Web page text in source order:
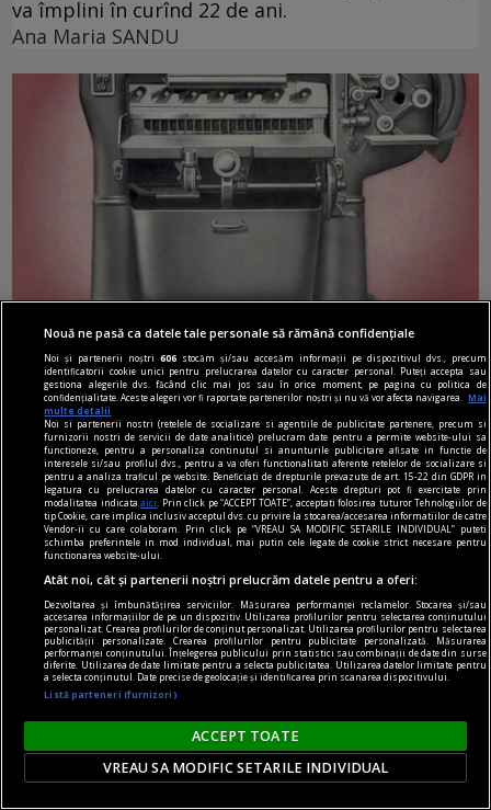
va împlini în curînd 22 de ani.
Ana Maria SANDU
piese de schimb
Piese de schimb
Sperăm ca prin aceste considerații elementare să
vă fi trezit dorința de a afla mai multe aspecte
legate de acest capitol și curiozitatea de a
urmări mai îndeaproape subiectul.
Nouă ne pasă ca datele tale personale să rămână confidențiale
Noi și partenerii noștri606 stocăm și/sau accesăm informații pe dispozitivul dvs., precum
identificatorii cookie unici pentru prelucrarea datelor cu caracter personal. Puteți accepta sau
gestiona alegerile dvs. făcând clic mai jos sau în orice moment, pe pagina cu politica de
confidențialitate. Aceste alegeri vor fi raportate partenerilor noștri și nu vă vor afecta navigarea.
Mai
multe detalii
Noi si partenerii nostri (retelele de socializare si agentiile de publicitate partenere, precum si
furnizorii nostri de servicii de date analitice) prelucram date pentru a permite website-ului sa
functioneze, pentru a personaliza continutul si anunturile publicitare afisate in functie de
interesele si/sau profilul dvs., pentru a va oferi functionalitati aferente retelelor de socializare si
pentru a analiza traficul pe website. Beneficiati de drepturile prevazute de art. 15-22 din GDPR in
legatura cu prelucrarea datelor cu caracter personal. Aceste drepturi pot fi exercitate prin
modalitatea indicataaici
. Prin click pe “ACCEPT TOATE”, acceptati folosirea tuturor Tehnologiilor de
tip Cookie, care implica inclusiv acceptul dvs. cu privire la stocarea/accesarea informatiilor de catre
Vendor-ii cu care colaboram. Prin click pe “VREAU SA MODIFIC SETARILE INDIVIDUAL” puteti
schimba preferintele in mod individual, mai putin cele legate de cookie strict necesare pentru
functionarea website-ului.
Atât noi, cât și partenerii noștri prelucrăm datele pentru a oferi:
Dezvoltarea și îmbunătățirea serviciilor. Măsurarea performanței reclamelor. Stocarea și/sau
accesarea informațiilor de pe un dispozitiv. Utilizarea profilurilor pentru selectarea conținutului
personalizat. Crearea profilurilor de conținut personalizat. Utilizarea profilurilor pentru selectarea
publicității personalizate. Crearea profilurilor pentru publicitate personalizată. Măsurarea
performanței conținutului. Înțelegerea publicului prin statistici sau combinații de date din surse
diferite. Utilizarea de date limitate pentru a selecta publicitatea. Utilizarea datelor limitate pentru
a selecta conținutul. Date precise de geolocație și identificarea prin scanarea dispozitivului.
Listă parteneri (furnizori)
ACCEPT TOATE
VREAU SA MODIFIC SETARILE INDIVIDUAL